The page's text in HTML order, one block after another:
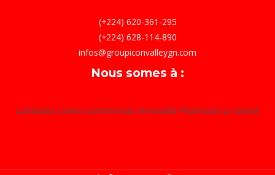
(+224) 620-361-295
(+224) 628-114-890
infos@groupiconvalleygn.com
Nous somes à :
Lambanyi Centre Commercial, Immeuble Pharmacie Le Grand